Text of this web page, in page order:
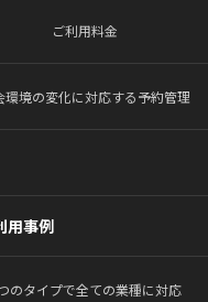
ご利用料金
環境の変化に対応する予約管理
用事例
のタイプで全ての業種に対応